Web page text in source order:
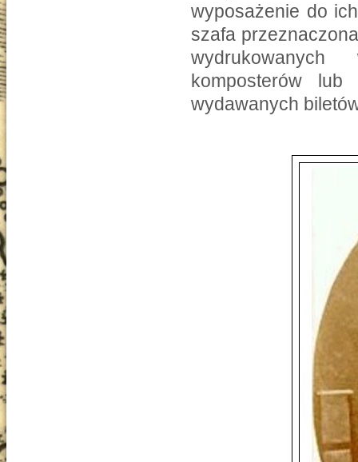
wyposażenie do
szafa
komposterów lub
wydawanych